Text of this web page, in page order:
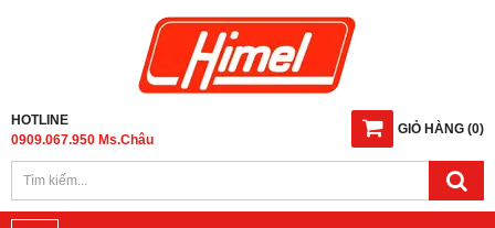
GIỎ HÀNG (0)
HOTLINE
0909.067.950 Ms.Châu